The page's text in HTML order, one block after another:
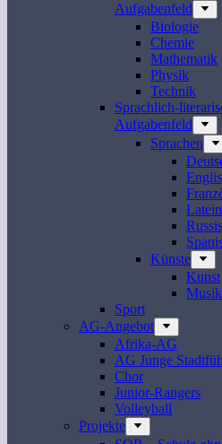
Aufgabenfeld
Biologie
Chemie
Mathematik
Physik
Technik
Sprachlich-
Aufgabenfeld
Sprachen
Latein
Künste
Kunst
Musik
Sport
AG-Angebot
Afrika-AG
AG Junge
Chor
Junior-Rangers
Volleyball
Projekte